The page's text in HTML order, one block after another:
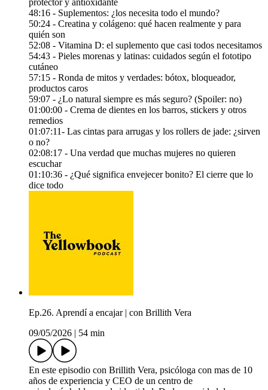
protector y antioxidante
48:16 - Suplementos: ¿los necesita todo el mundo?
50:24 - Creatina y colágeno: qué hacen realmente y para
quién son
52:08 - Vitamina D: el suplemento que casi todos necesitamos
54:43 - Pieles morenas y latinas: cuidados según el fototipo
cutáneo
57:15 - Ronda de mitos y verdades: bótox, bloqueador,
productos caros
59:07 - ¿Lo natural siempre es más seguro? (Spoiler: no)
01:00:00 - Crema de dientes en los barros, stickers y otros
remedios
01:07:11- Las cintas para arrugas y los rollers de jade: ¿sirven
o no?
02:08:17 - Una verdad que muchas mujeres no quieren
escuchar
01:10:36 - ¿Qué significa envejecer bonito? El cierre que lo
dice todo
Ep.26. Aprendí a encajar | con Brillith Vera
09/05/2026
54 min
En este episodio con Brillith Vera, psicóloga con mas de 10
años de experiencia y CEO de un centro de